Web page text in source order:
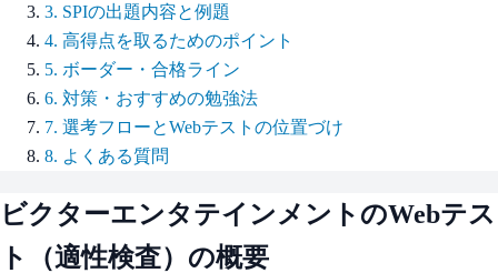
3. SPIの出題内容と例題
4. 高得点を取るためのポイント
5. ボーダー・合格ライン
6. 対策・おすすめの勉強法
7. 選考フローとWebテストの位置づけ
8. よくある質問
ビクターエンタテインメント のWebテス
ト（適性検査）の概要